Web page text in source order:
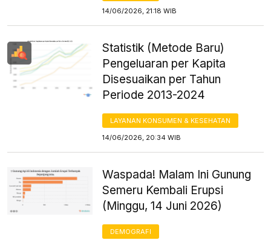
14/06/2026, 21:18 WIB
Statistik (Metode Baru)
Pengeluaran per Kapita
Disesuaikan per Tahun
Periode 2013-2024
LAYANAN KONSUMEN & KESEHATAN
14/06/2026, 20:34 WIB
Waspada! Malam Ini Gunung
Semeru Kembali Erupsi
(Minggu, 14 Juni 2026)
DEMOGRAFI